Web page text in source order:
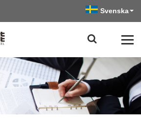
Svenska